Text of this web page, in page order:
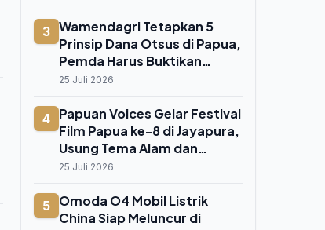
3 Wamendagri Tetapkan 5
Prinsip Dana Otsus di Papua,
Pemda Harus Buktikan
Dampak Nyata ke Orang Asli
25 Juli 2026
4 Papuan Voices Gelar Festival
Film Papua ke-8 di Jayapura,
Usung Tema Alam dan
Kehidupan Manusia Papua
25 Juli 2026
5 Omoda O4 Mobil Listrik
China Siap Meluncur di